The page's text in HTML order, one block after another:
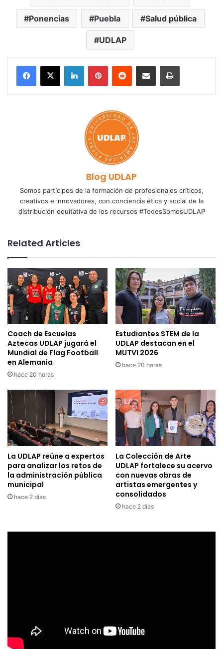
Ponencias Puebla Salud pública
UDLAP
LinkedInPinterestReddit Share via Email Print
Blog UDLAP
Somos partícipes de la formación de profesionales críticos,
creativos e innovadores, con conciencia ética y social de la
distribución equitativa de los recursos #TodosSomosUDLAP
Related Articles
Coach de Escuelas
Aztecas UDLAP jugará el
Mundial de Flag Football
en Alemania
hace 20 horas
Estudiantes STEM de la
UDLAP destacan en el
MUTVI 2026
hace 20 horas
La UDLAP reúne a expertos
para analizar los retos de
la administración pública
municipal
hace 2 días
La Colección de Arte
UDLAP fortalece su acervo
con nuevas obras de
artistas emergentes y
consolidados
hace 2 días